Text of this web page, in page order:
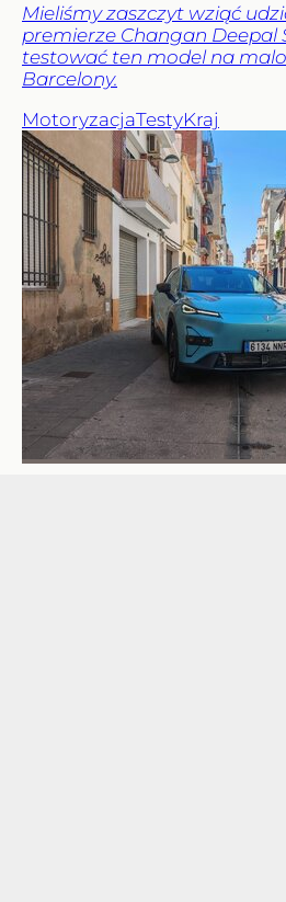
Mieliśmy zaszczyt wziąć
premierze Changan Deepal
testować ten model na
Barcelony.
MotoryzacjaTestyKraj